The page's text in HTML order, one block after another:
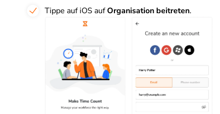
Tippe auf iOS aufOrganisation beitreten.